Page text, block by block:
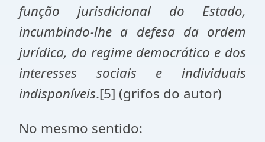
função jurisdicional do Estado,
incumbindo-lhe a defesa da ordem
jurídica, do regime democrático e dos
interesses sociais e individuais
indisponíveis.[5] (grifos do autor)
No mesmo sentido: